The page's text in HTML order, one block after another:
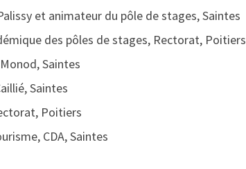
et animateur du pôle de stages, Saintes
des pôles de stages, Rectorat, Poitiers
Saintes
Saintes
Poitiers
CDA, Saintes